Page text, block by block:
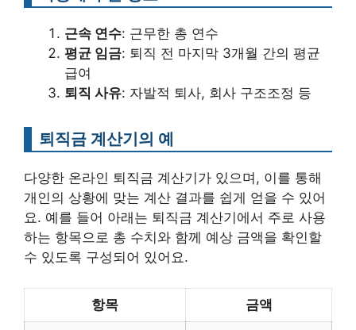
근속 연수: 근무한 총 연수
평균 임금: 퇴직 전 마지막 3개월 간의 평균
급여
퇴직 사유: 자발적 퇴사, 회사 구조조정 등
퇴직금 계산기의 예
다양한 온라인 퇴직금 계산기가 있으며, 이를 통해
개인의 상황에 맞는 계산 결과를 쉽게 얻을 수 있어
요. 예를 들어 아래는 퇴직금 계산기에서 주로 사용
하는 항목으로 총 ​​수치와 함께 예상 금액을 확인할
수 있도록 구성되어 있어요.
항목 금액